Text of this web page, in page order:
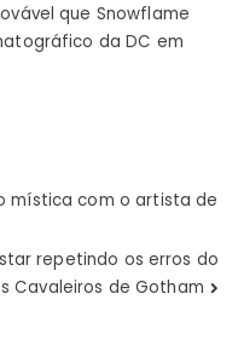
que Snowflame
da DC em
mística com o artista de
repetindo os erros do
s Cavaleiros de Gotham